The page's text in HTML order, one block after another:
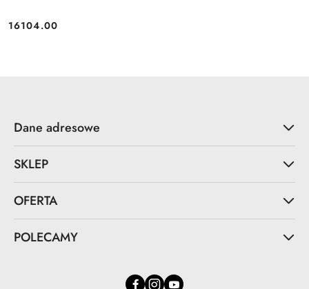
Cena:
16104.00
Dane adresowe
SKLEP
OFERTA
POLECAMY